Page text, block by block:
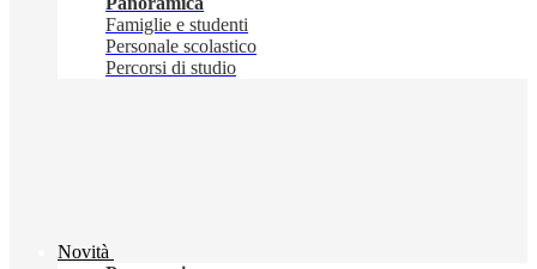
Famiglie e studenti
Personale scolastico
Percorsi di studio
Novità